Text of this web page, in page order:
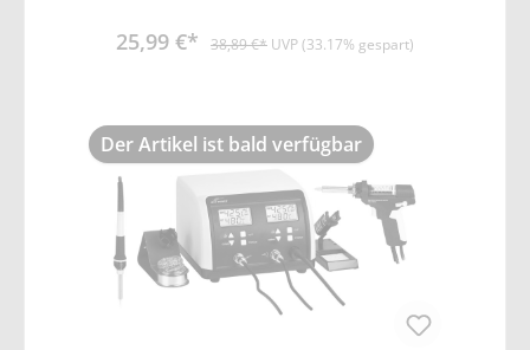
25,99 €* 38,89 €* UVP (33.17% gespart)
Der Artikel ist bald verfügbar